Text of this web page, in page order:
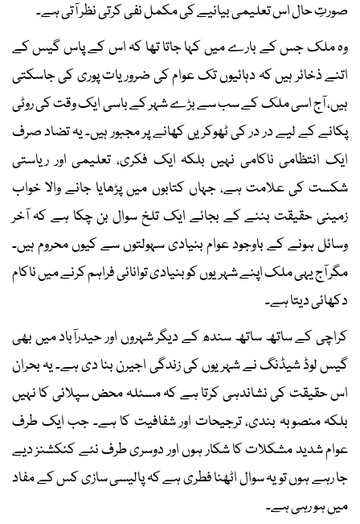
صورتِ حال اس تعلیمی بیانیے کی مکمل نفی کرتی نظر آتی ہے۔
وہ ملک جس کے بارے میں کہا جاتا تھا کہ اس کے پاس گیس کے
اتنے ذخائر ہیں کہ دہائیوں تک عوام کی ضروریات پوری کی جاسکتی
ہیں، آج اسی ملک کے سب سے بڑے شہر کے باسی ایک وقت کی روٹی
پکانے کے لیے در در کی ٹھوکریں کھانے پر مجبور ہیں۔ یہ تضاد صرف
ایک انتظامی ناکامی نہیں بلکہ ایک فکری، تعلیمی اور ریاستی
شکست کی علامت ہے، جہاں کتابوں میں پڑھایا جانے والا خواب
زمینی حقیقت بننے کے بجائے ایک تلخ سوال بن چکا ہے کہ آخر
وسائل ہونے کے باوجود عوام بنیادی سہولتوں سے کیوں محروم ہیں۔
مگر آج یہی ملک اپنے شہریوں کو بنیادی توانائی فراہم کرنے میں ناکام
دکھائی دیتا ہے۔
کراچی کے ساتھ ساتھ سندھ کے دیگر شہروں اور حیدرآباد میں بھی
گیس لوڈ شیڈنگ نے شہریوں کی زندگی اجیرن بنا دی ہے۔ یہ بحران
اس حقیقت کی نشاندہی کرتا ہے کہ مسئلہ محض سپلائی کا نہیں
بلکہ منصوبہ بندی، ترجیحات اور شفافیت کا ہے۔ جب ایک طرف
عوام شدید مشکلات کا شکار ہوں اور دوسری طرف نئے کنکشنز دیے
جا رہے ہوں تو یہ سوال اٹھنا فطری ہے کہ پالیسی سازی کس کے مفاد
میں ہو رہی ہے۔